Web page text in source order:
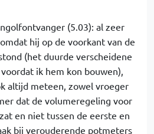
(5.03): al zeer
hij op de voorkant van de
(het duurde verscheidene
ik hem kon bouwen),
altijd meteen, zowel vroeger
dat de volumeregeling voor
en niet tussen de eerste en
bij verouderende potmeters